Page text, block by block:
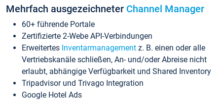
Mehrfach ausgezeichneter Channel Manager
60+ führende Portale
Zertifizierte 2-Webe API-Verbindungen
Erweitertes Inventarmanagement z. B. einen oder alle
Vertriebskanäle schließen, An- und/oder Abreise nicht
erlaubt, abhängige Verfügbarkeit und Shared Inventory
Tripadvisor und Trivago Integration
Google Hotel Ads